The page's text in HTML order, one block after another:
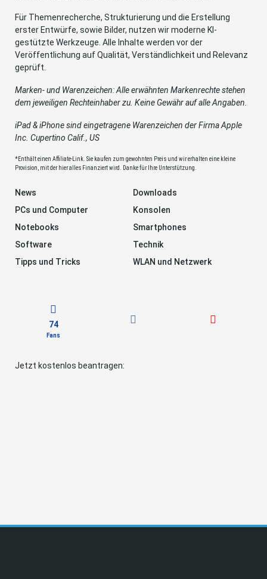
Für Themenrecherche, Strukturierung und die Erstellung
erster Entwürfe, sowie Bilder, nutzen wir moderne KI-
gestützte Werkzeuge. Alle Inhalte werden vor der
Veröffentlichung auf Qualität, Verständlichkeit und Relevanz
geprüft.
Marken- und Warenzeichen: Alle erwähnten Markenrechte stehen
dem jeweiligen Rechteinhaber zu. Keine Gewähr auf alle Angaben.
iPad & iPhone sind eingetragene Warenzeichen der Firma Apple
Inc. Cupertino Calif., US
*Enthält einen Affiliate-Link. Sie kaufen zum gewohnten Preis und wir erhalten eine kleine
Provision, mit der hier alles Finanziert wird. Danke für Ihre Unterstützung.
News
Downloads
PCs und Computer
Konsolen
Notebooks
Smartphones
Software
Technik
Tipps und Tricks
WLAN und Netzwerk
74
Fans
Jetzt kostenlos beantragen: